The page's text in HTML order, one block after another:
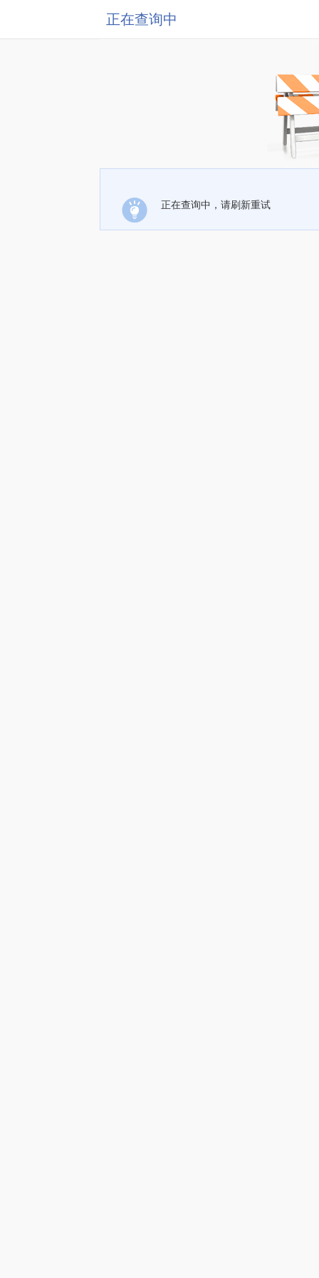
正在查询中
正在查询中，请刷新重试